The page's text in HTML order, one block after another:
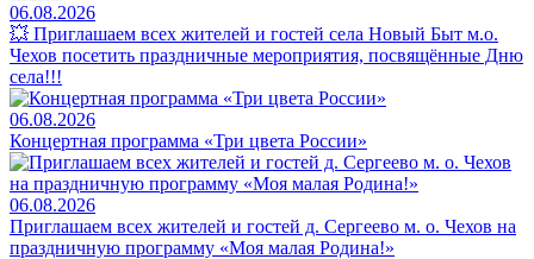
06.08.2026
💥 Приглашаем всех жителей и гостей села Новый Быт м.о.
Чехов посетить праздничные мероприятия, посвящённые Дню
села!!!
06.08.2026
Концертная программа «Три цвета России»
06.08.2026
Приглашаем всех жителей и гостей д. Сергеево м. о. Чехов на
праздничную программу «Моя малая Родина!»